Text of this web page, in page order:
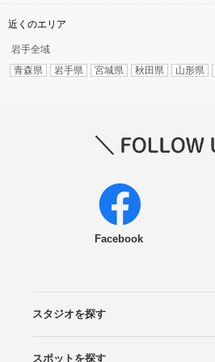
近くのエリア
岩手全域
青森県
岩手県 宮城県 秋田県 山形県
Facebook
スタジオを探す
エリアから探す
こだわりから探す
NEW PHOTO STYLE
プランから探す
フォトタイプ診断
フォトグラファーから探す
国内リゾートから探す
スポットを探す